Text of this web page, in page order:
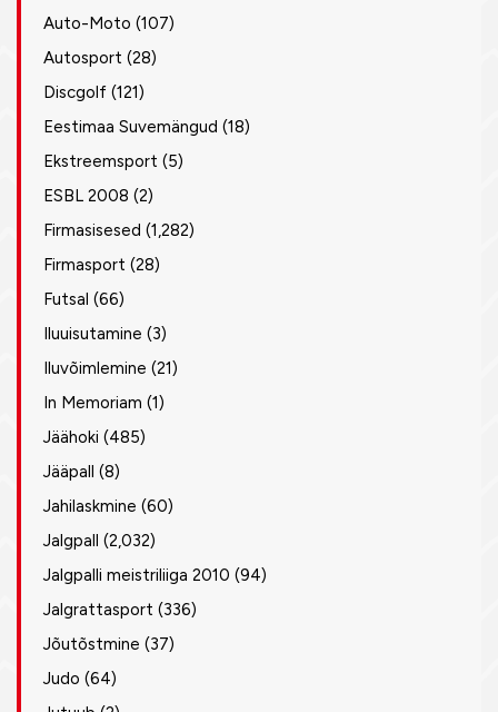
Auto-Moto (107)
Autosport (28)
Discgolf (121)
Eestimaa Suvemängud (18)
Ekstreemsport (5)
ESBL 2008 (2)
Firmasisesed (1,282)
Firmasport (28)
Futsal (66)
Iluuisutamine (3)
Iluvõimlemine (21)
In Memoriam (1)
Jäähoki (485)
Jääpall (8)
Jahilaskmine (60)
Jalgpall (2,032)
Jalgpalli meistriliiga 2010 (94)
Jalgrattasport (336)
Jõutõstmine (37)
Judo (64)